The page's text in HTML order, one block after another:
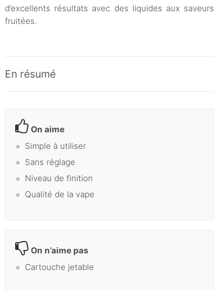
d’excellents résultats avec des liquides aux saveurs
fruitées.
En résumé
On aime
Simple à utiliser
Sans réglage
Niveau de finition
Qualité de la vape
On n’aime pas
Cartouche jetable